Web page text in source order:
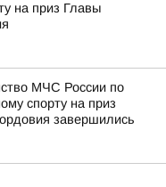
на приз Главы
МЧС России по
спорту на приз
завершились